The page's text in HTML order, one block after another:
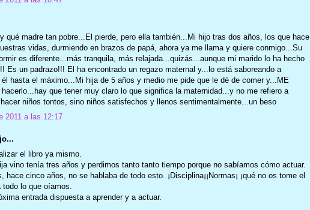
qué madre tan pobre...El pierde, pero ella también...Mi hijo tras dos años, los que hace
vidas, durmiendo en brazos de papá, ahora ya me llama y quiere conmigo...Su
es diferente...más tranquila, más relajada...quizás...aunque mi marido lo ha hecho
Es un padrazo!!! El ha encontrado un regazo maternal y...lo está saboreando a
hasta el máximo...Mi hija de 5 años y medio me pide que le dé de comer y...ME
hacerlo...hay que tener muy claro lo que significa la maternidad...y no me refiero a
niños tontos, sino niños satisfechos y llenos sentimentalmente...un beso
2011 a las 12:17
el libro ya mismo.
vino tenía tres años y perdimos tanto tanto tiempo porque no sabíamos cómo actuar.
hace cinco años, no se hablaba de todo esto. ¡Disciplina¡¡Normas¡ ¡qué no os tome el
todo lo que oíamos.
entrada dispuesta a aprender y a actuar.